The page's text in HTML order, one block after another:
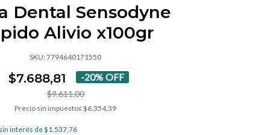
Dental Sensodyne
Alivio x100gr
SKU: 7794640171550
$7.688,81 -20% OFF
$9.611,00
Precio sin impuestos $6.354,39
interés de$1.537,76